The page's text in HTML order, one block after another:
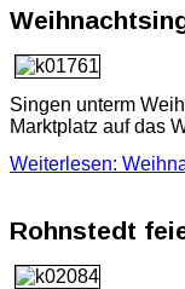
Singen unterm
Marktplatz auf das
Weiterlesen:
Rohnstedt